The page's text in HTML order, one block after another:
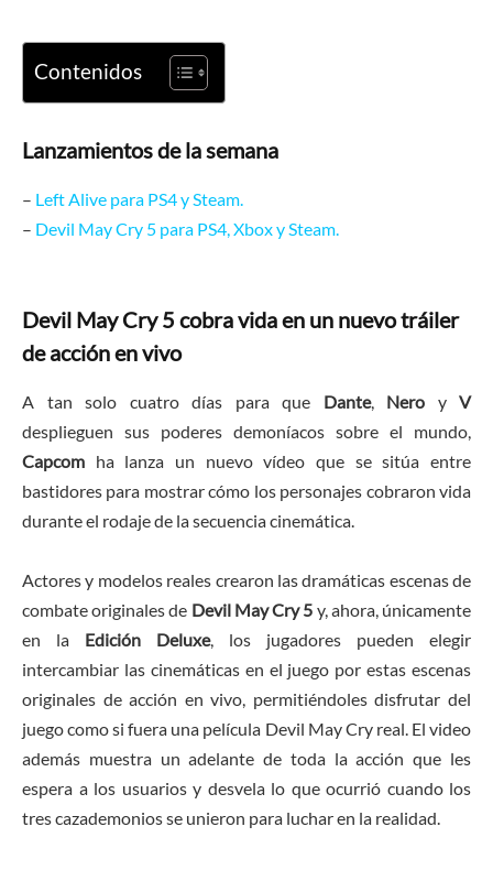
Contenidos
Lanzamientos de la semana
– Left Alive para PS4 y Steam.
– Devil May Cry 5 para PS4, Xbox y Steam.
Devil May Cry 5 cobra vida en un nuevo tráiler
de acción en vivo
A tan solo cuatro días para que Dante, Nero y V
desplieguen sus poderes demoníacos sobre el mundo,
Capcom ha lanza un nuevo vídeo que se sitúa entre
bastidores para mostrar cómo los personajes cobraron vida
durante el rodaje de la secuencia cinemática.
Actores y modelos reales crearon las dramáticas escenas de
combate originales de Devil May Cry 5 y, ahora, únicamente
en la Edición Deluxe, los jugadores pueden elegir
intercambiar las cinemáticas en el juego por estas escenas
originales de acción en vivo, permitiéndoles disfrutar del
juego como si fuera una película Devil May Cry real. El video
además muestra un adelante de toda la acción que les
espera a los usuarios y desvela lo que ocurrió cuando los
tres cazademonios se unieron para luchar en la realidad.